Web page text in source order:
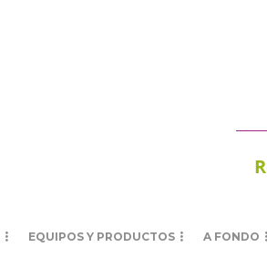
EQUIPOS Y PRODUCTOS A FONDO